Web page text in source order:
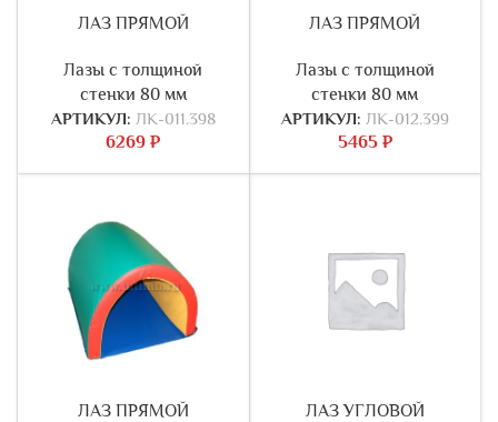
ЛАЗ ПРЯМОЙ
Лазы с толщиной
стенки 80 мм
АРТИКУЛ: ЛК-011.398
6269₽
ЛАЗ ПРЯМОЙ
Лазы с толщиной
стенки 80 мм
АРТИКУЛ: ЛК-012.399
5465 ₽
ЛАЗ ПРЯМОЙ ЛАЗ УГЛОВОЙ